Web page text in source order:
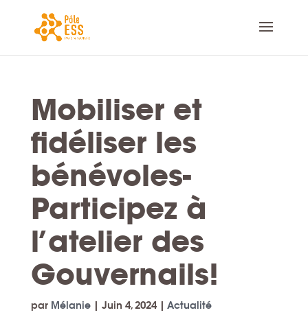
Mobiliser et
fidéliser les
bénévoles-
Participez à
l’atelier des
Gouvernails!
par Mélanie| Juin 4, 2024| Actualité